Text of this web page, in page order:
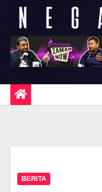
BERITA